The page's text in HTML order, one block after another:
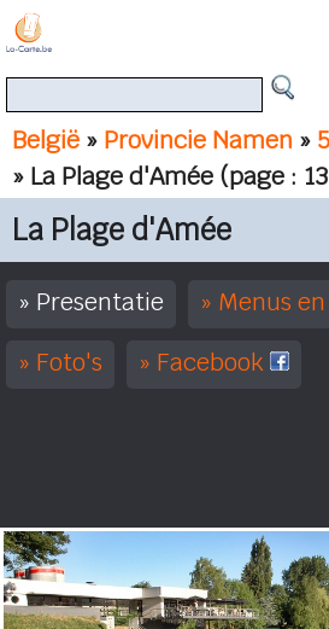
België » Provincie Namen »
» La Plage d'Amée (page :
La Plage d'Amée
Presentatie
Menus
Foto's
Facebook